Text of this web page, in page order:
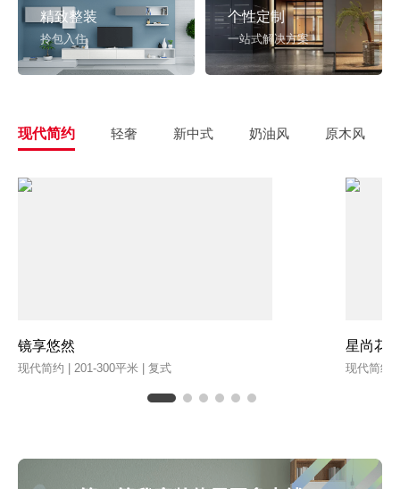
精致整装
拎包入住
个性定制
一站式解决方案
现代简约 轻奢 新中式 奶油风 原木风
镜享悠然
现代简约 | 201-300平米 | 复式
星尚花
现代简约